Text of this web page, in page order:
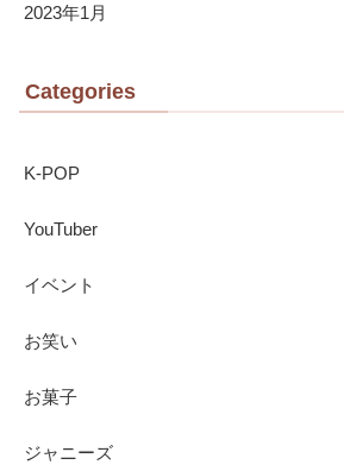
2023年1月
Categories
K-POP
YouTuber
イベント
お笑い
お菓子
ジャニーズ